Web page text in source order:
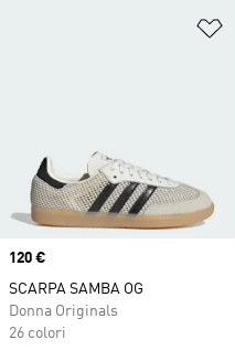
Price
120 €
SCARPA SAMBA OG
Donna Originals
26 colori